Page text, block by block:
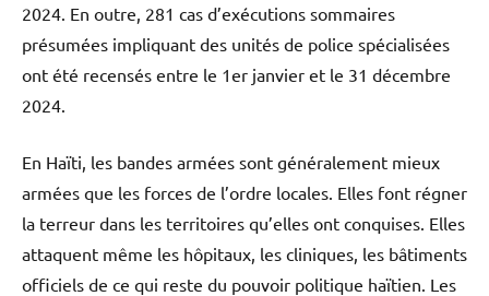
2024. En outre, 281 cas d’exécutions sommaires
présumées impliquant des unités de police spécialisées
ont été recensés entre le 1er janvier et le 31 décembre
2024.
En Haïti, les bandes armées sont généralement mieux
armées que les forces de l’ordre locales. Elles font régner
la terreur dans les territoires qu’elles ont conquises. Elles
attaquent même les hôpitaux, les cliniques, les bâtiments
officiels de ce qui reste du pouvoir politique haïtien. Les